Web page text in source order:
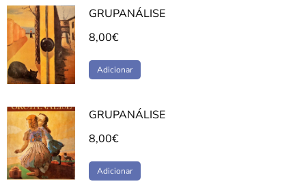
GRUPANÁLISE
8,00€
Adicionar
GRUPANÁLISE
8,00€
Adicionar